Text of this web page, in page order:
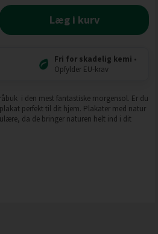
Læg i kurv
Fri for skadelig kemi •
Opfylder EU-krav
i den mest fantastiske morgensol. Er du
perfekt til dit hjem. Plakater med natur
da de bringer naturen helt ind i dit